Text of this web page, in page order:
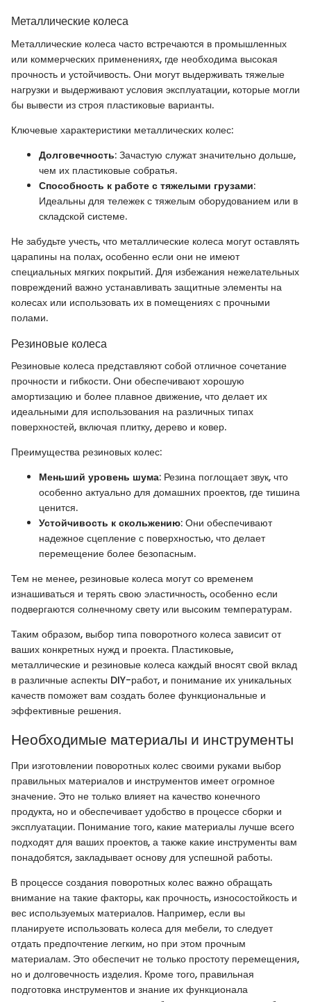
Металлические колеса
Металлические колеса часто встречаются в промышленных
или коммерческих применениях, где необходима высокая
прочность и устойчивость. Они могут выдерживать тяжелые
нагрузки и выдерживают условия эксплуатации, которые могли
бы вывести из строя пластиковые варианты.
Ключевые характеристики металлических колес:
Долговечность: Зачастую служат значительно дольше,
чем их пластиковые собратья.
Способность к работе с тяжелыми грузами:
Идеальны для тележек с тяжелым оборудованием или в
складской системе.
Не забудьте учесть, что металлические колеса могут оставлять
царапины на полах, особенно если они не имеют
специальных мягких покрытий. Для избежания нежелательных
повреждений важно устанавливать защитные элементы на
колесах или использовать их в помещениях с прочными
полами.
Резиновые колеса
Резиновые колеса представляют собой отличное сочетание
прочности и гибкости. Они обеспечивают хорошую
амортизацию и более плавное движение, что делает их
идеальными для использования на различных типах
поверхностей, включая плитку, дерево и ковер.
Преимущества резиновых колес:
Меньший уровень шума: Резина поглощает звук, что
особенно актуально для домашних проектов, где тишина
ценится.
Устойчивость к скольжению: Они обеспечивают
надежное сцепление с поверхностью, что делает
перемещение более безопасным.
Тем не менее, резиновые колеса могут со временем
изнашиваться и терять свою эластичность, особенно если
подвергаются солнечному свету или высоким температурам.
Таким образом, выбор типа поворотного колеса зависит от
ваших конкретных нужд и проекта. Пластиковые,
металлические и резиновые колеса каждый вносят свой вклад
в различные аспекты DIY-работ, и понимание их уникальных
качеств поможет вам создать более функциональные и
эффективные решения.
Необходимые материалы и инструменты
При изготовлении поворотных колес своими руками выбор
правильных материалов и инструментов имеет огромное
значение. Это не только влияет на качество конечного
продукта, но и обеспечивает удобство в процессе сборки и
эксплуатации. Понимание того, какие материалы лучше всего
подходят для ваших проектов, а также какие инструменты вам
понадобятся, закладывает основу для успешной работы.
В процессе создания поворотных колес важно обращать
внимание на такие факторы, как прочность, износостойкость и
вес используемых материалов. Например, если вы
планируете использовать колеса для мебели, то следует
отдать предпочтение легким, но при этом прочным
материалам. Это обеспечит не только простоту перемещения,
но и долговечность изделия. Кроме того, правильная
подготовка инструментов и знание их функционала